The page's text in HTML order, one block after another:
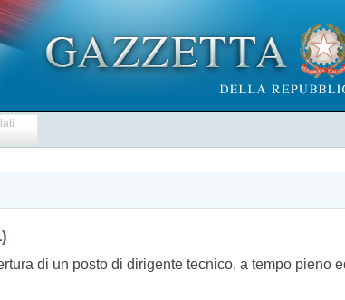
di un posto di dirigente tecnico, a tempo pieno